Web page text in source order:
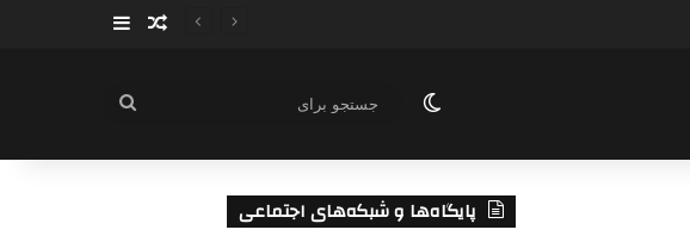
نوشته تصادفی
سایدبار
تغییر پوسته
جستجو
پایگاه‌ها و شبکه‌های اجتماعی